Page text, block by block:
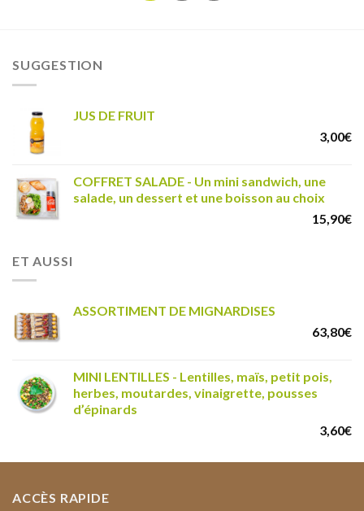
SUGGESTION
JUS DE FRUIT
3,00€
COFFRET SALADE - Un mini sandwich, une
salade, un dessert et une boisson au choix
15,90€
ET AUSSI
ASSORTIMENT DE MIGNARDISES
63,80€
MINI LENTILLES - Lentilles, maïs, petit pois,
herbes, moutardes, vinaigrette, pousses
d’épinards
3,60€
ACCÈS RAPIDE